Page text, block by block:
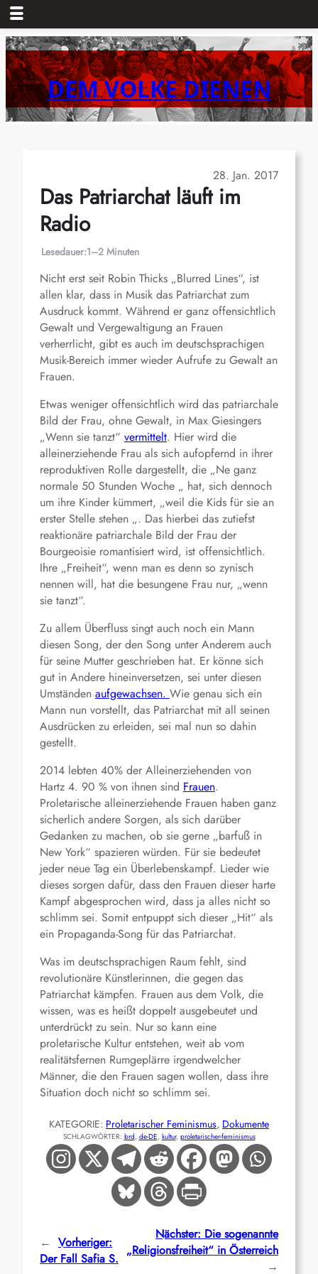
Zum
Inhalt
springenDEM VOLKE DIENEN
28. Jan. 2017
Das Patriarchat läuft im
Radio
Lesedauer:1–2 Minuten
Nicht erst seit Robin Thicks „Blurred Lines“, ist
allen klar, dass in Musik das Patriarchat zum
Ausdruck kommt. Während er ganz offensichtlich
Gewalt und Vergewaltigung an Frauen
verherrlicht, gibt es auch im deutschsprachigen
Musik-Bereich immer wieder Aufrufe zu Gewalt an
Frauen.
Etwas weniger offensichtlich wird das patriarchale
Bild der Frau, ohne Gewalt, in Max Giesingers
„Wenn sie tanzt“ vermittelt. Hier wird die
alleinerziehende Frau als sich aufopfernd in ihrer
reproduktiven Rolle dargestellt, die „Ne ganz
normale 50 Stunden Woche „ hat, sich dennoch
um ihre Kinder kümmert, „weil die Kids für sie an
erster Stelle stehen „. Das hierbei das zutiefst
reaktionäre patriarchale Bild der Frau der
Bourgeoisie romantisiert wird, ist offensichtlich.
Ihre „Freiheit“, wenn man es denn so zynisch
nennen will, hat die besungene Frau nur, „wenn
sie tanzt“.
Zu allem Überfluss singt auch noch ein Mann
diesen Song, der den Song unter Anderem auch
für seine Mutter geschrieben hat. Er könne sich
gut in Andere hineinversetzen, sei unter diesen
Umständen aufgewachsen. Wie genau sich ein
Mann nun vorstellt, das Patriarchat mit all seinen
Ausdrücken zu erleiden, sei mal nun so dahin
gestellt.
2014 lebten 40% der Alleinerziehenden von
Hartz 4. 90 % von ihnen sind Frauen.
Proletarische alleinerziehende Frauen haben ganz
sicherlich andere Sorgen, als sich darüber
Gedanken zu machen, ob sie gerne „barfuß in
New York“ spazieren würden. Für sie bedeutet
jeder neue Tag ein Überlebenskampf. Lieder wie
dieses sorgen dafür, dass den Frauen dieser harte
Kampf abgesprochen wird, dass ja alles nicht so
schlimm sei. Somit entpuppt sich dieser „Hit“ als
ein Propaganda-Song für das Patriarchat.
Was im deutschsprachigen Raum fehlt, sind
revolutionäre Künstlerinnen, die gegen das
Patriarchat kämpfen. Frauen aus dem Volk, die
wissen, was es heißt doppelt ausgebeutet und
unterdrückt zu sein. Nur so kann eine
proletarische Kultur entstehen, weit ab vom
realitätsfernen Rumgeplärre irgendwelcher
Männer, die den Frauen sagen wollen, dass ihre
Situation doch nicht so schlimm sei.
KATEGORIE: Proletarischer Feminismus, Dokumente
SCHLAGWÖRTER: brd, de-DE, kultur, proletarischer-feminismus
← Vorheriger:
Der Fall Safia S.
Nächster: Die sogenannte
„Religionsfreiheit“ in Österreich
→